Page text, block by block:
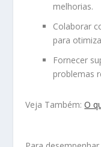
melhorias.
Colaborar
para
Fornecer
problemas
Veja Também:O